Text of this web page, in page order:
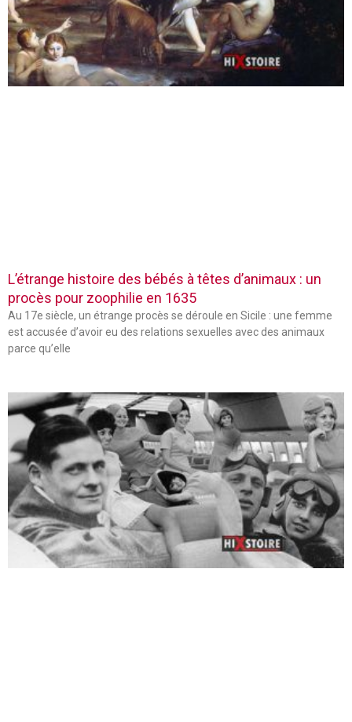
L’étrange histoire des bébés à têtes d’animaux : un
procès pour zoophilie en 1635
Au 17e siècle, un étrange procès se déroule en Sicile : une femme
est accusée d’avoir eu des relations sexuelles avec des animaux
parce qu’elle